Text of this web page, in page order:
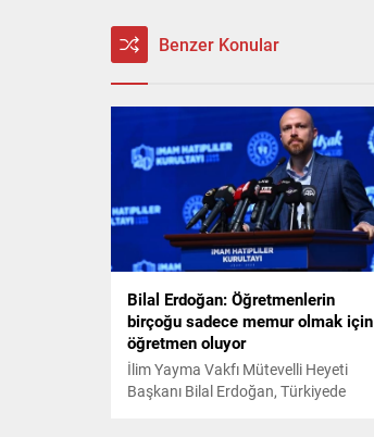
Benzer Konular
Bilal Erdoğan: Öğretmenlerin
birçoğu sadece memur olmak için
öğretmen oluyor
İlim Yayma Vakfı Mütevelli Heyeti
Başkanı Bilal Erdoğan, Türkiyede